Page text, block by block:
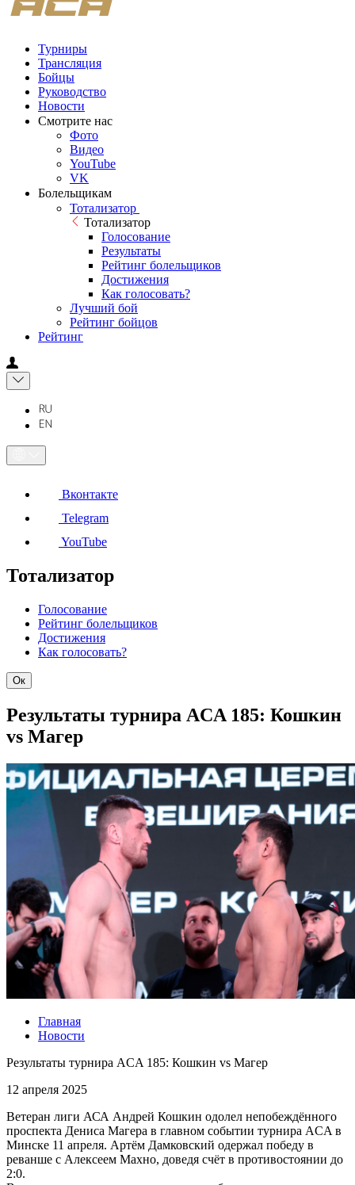
Турниры
Трансляция
Бойцы
Руководство
Новости
Смотрите нас
Фото
Видео
YouTube
VK
Болельщикам
Тотализатор
Тотализатор
Голосование
Результаты
Рейтинг болельщиков
Достижения
Как голосовать?
Лучший бой
Рейтинг бойцов
Рейтинг
Вконтакте
Telegram
YouTube
Тотализатор
Голосование
Рейтинг болельщиков
Достижения
Как голосовать?
Ок
Результаты турнира ACA 185: Кошкин
vs Магер
Главная
Новости
Результаты турнира ACA 185: Кошкин vs Магер
12 апреля 2025
Ветеран лиги АСА Андрей Кошкин одолел непобеждённого
проспекта Дениса Магера в главном событии турнира ACA в
Минске 11 апреля. Артём Дамковский одержал победу в
реванше с Алексеем Махно, доведя счёт в противостоянии до
2:0.